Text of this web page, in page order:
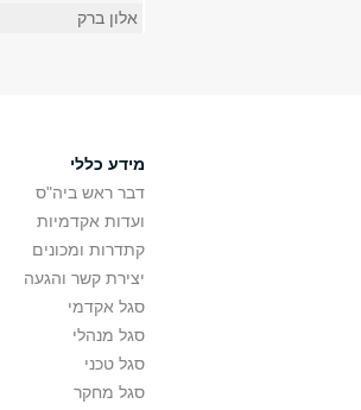
אלון ברק
מידע כללי
דבר ראש ביה"ס
ועדות אקדמיות
קתדרות ומכונים
יצירת קשר והגעה
סגל אקדמי
סגל מנהלי
סגל טכני
סגל מחקר